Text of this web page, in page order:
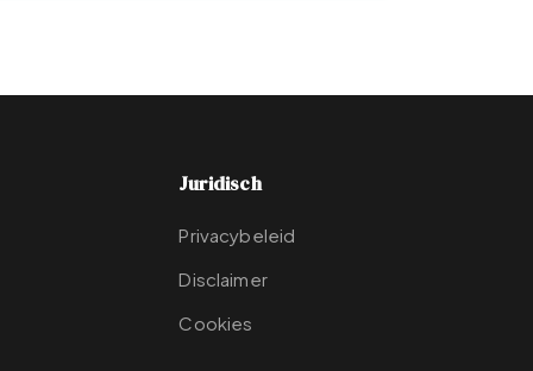
Juridisch
Privacybeleid
Disclaimer
Cookies